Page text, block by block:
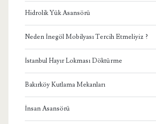
Hidrolik Yük Asansörü
Neden İnegöl Mobilyası Tercih Etmeliyiz ?
İstanbul Hayır Lokması Döktürme
Bakırköy Kutlama Mekanları
İnsan Asansörü